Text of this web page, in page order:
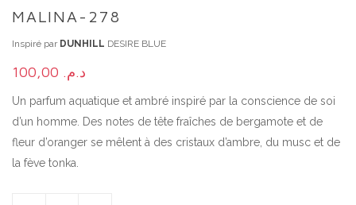
MALINA-278
Inspiré par DUNHILL DESIRE BLUE
د.م.
Un parfum aquatique et ambré inspiré par la conscience de soi
d’un homme. Des notes de tête fraîches de bergamote et de
fleur d’oranger se mêlent à des cristaux d’ambre, du musc et de
la fève tonka.